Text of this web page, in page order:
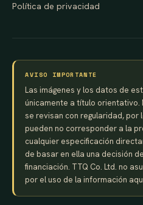
Política de privacidad
AVISO IMPORTANTE
Las imágenes y los datos de
únicamente a título
se revisan con regularidad,
pueden no corresponder a la
cualquier especificación
de basar en ella una decisión
financiación. TTQ Co. Ltd. no
por el uso de la información